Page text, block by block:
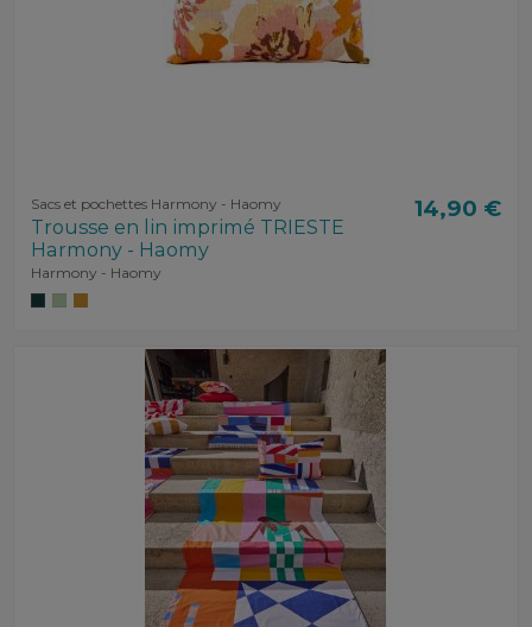
Sacs et pochettes Harmony - Haomy
Trousse en lin imprimé TRIESTE
Harmony - Haomy
Harmony - Haomy
14,90 €